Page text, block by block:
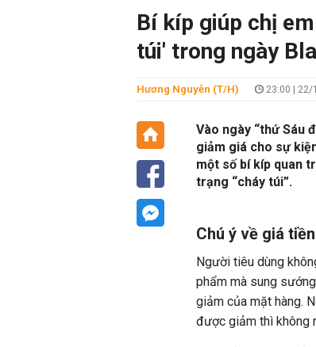
Bí kíp giúp chị
túi' trong ngày
Hương Nguyễn (T/H) 23:00 | 22/
Vào ngày “thứ Sáu
giảm giá cho sự
một số bí kíp quan
trạng “cháy túi”.
Chú ý về giá
Người tiêu dùng
phẩm mà sung
giảm của mặt hàng.
được giảm thì không